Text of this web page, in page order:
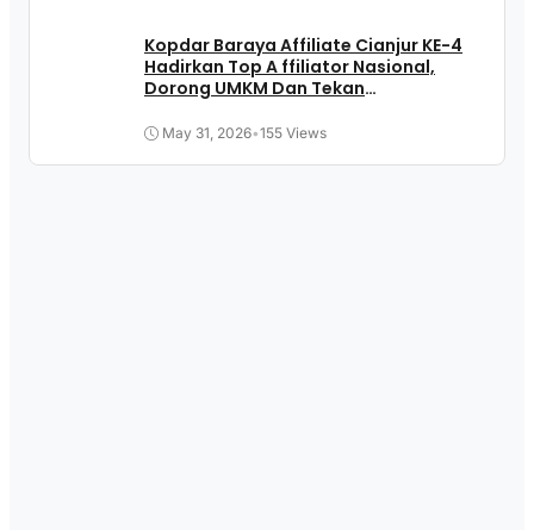
Kopdar Baraya Affiliate Cianjur KE-4
Hadirkan Top A ffiliator Nasional,
Dorong UMKM Dan Tekan
May 31, 2026•155 Views